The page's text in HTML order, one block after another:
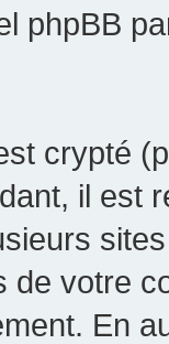
phpBB
crypté
il est
de votre
En